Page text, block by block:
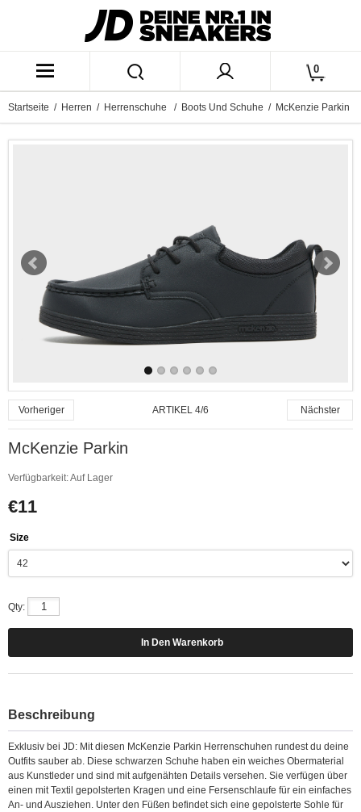
0
Startseite / Herren / Herrenschuhe / Boots Und Schuhe / McKenzie Parkin
Vorheriger ARTIKEL 4/6 Nächster
McKenzie Parkin
Verfügbarkeit:Auf Lager
€11
Size
Qty:
Beschreibung
Exklusiv bei JD: Mit diesen McKenzie Parkin Herrenschuhen rundest du deine
Outfits sauber ab. Diese schwarzen Schuhe haben ein weiches Obermaterial
aus Kunstleder und sind mit aufgenähten Details versehen. Sie verfügen über
einen mit Textil gepolsterten Kragen und eine Fersenschlaufe für ein einfaches
An- und Ausziehen. Unter den Füßen befindet sich eine gepolsterte Sohle für